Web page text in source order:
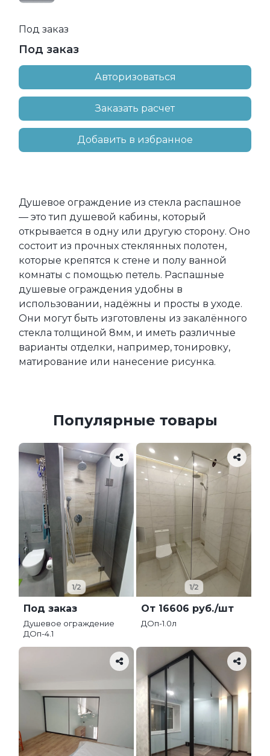
Под заказ
Под заказ
Авторизоваться
Заказать расчет
Добавить в избранное
Душевое ограждение из стекла распашное
— это тип душевой кабины, который
открывается в одну или другую сторону. Оно
состоит из прочных стеклянных полотен,
которые крепятся к стене и полу ванной
комнаты с помощью петель. Распашные
душевые ограждения удобны в
использовании, надёжны и просты в уходе.
Они могут быть изготовлены из закалённого
стекла толщиной 8мм, и иметь различные
варианты отделки, например, тонировку,
матирование или нанесение рисунка.
Популярные товары
1/2
Под заказ
Душевое ограждение
ДОп-4.1
1/2
От 16606 руб./шт
ДОп-1.0л